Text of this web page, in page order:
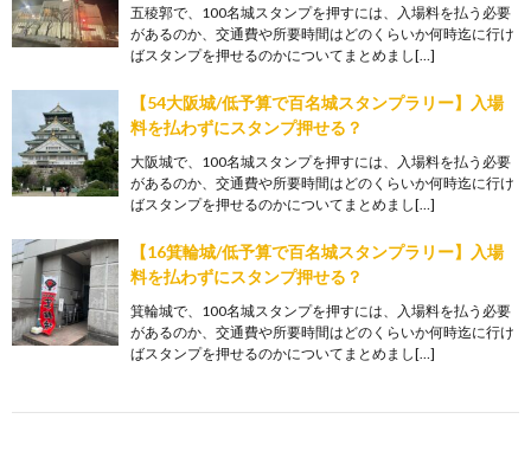
五稜郭で、100名城スタンプを押すには、入場料を払う必要
があるのか、交通費や所要時間はどのくらいか何時迄に行け
ばスタンプを押せるのかについてまとめまし[…]
【54大阪城/低予算で百名城スタンプラリー】入場
料を払わずにスタンプ押せる？
大阪城で、100名城スタンプを押すには、入場料を払う必要
があるのか、交通費や所要時間はどのくらいか何時迄に行け
ばスタンプを押せるのかについてまとめまし[…]
【16箕輪城/低予算で百名城スタンプラリー】入場
料を払わずにスタンプ押せる？
箕輪城で、100名城スタンプを押すには、入場料を払う必要
があるのか、交通費や所要時間はどのくらいか何時迄に行け
ばスタンプを押せるのかについてまとめまし[…]